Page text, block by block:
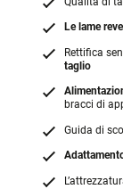
Le lame
Rettifica
taglio
bracci di
Guida di